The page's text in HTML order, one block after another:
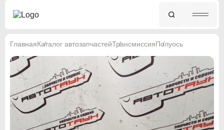
ГлавнаяКаталог автозапчастейТрансмиссияПолуось